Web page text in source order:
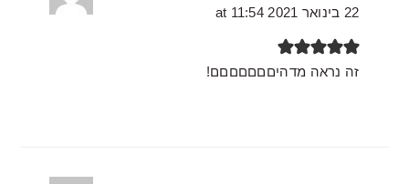
22 בינואר 2021 at 11:54
זה נראה מדהיםםםםםםם!